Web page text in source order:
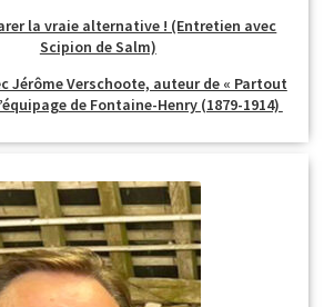
la vraie alternative ! (Entretien avec
Scipion de Salm)
Jérôme Verschoote, auteur de « Partout
de Fontaine-Henry (1879-1914)